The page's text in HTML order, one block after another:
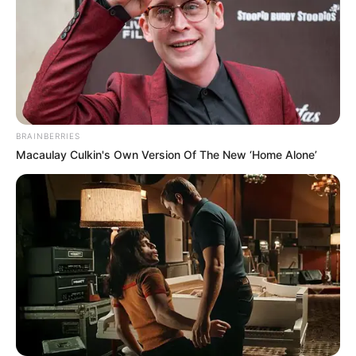
TEMAS RELACIONADOS
ACCIDENTE DE TRÁNSITO
MANTÉNGASE EN ALERTA
Tenemos todas las noticias que le
interesan. Para estar bien informado, por
favor, active las notificaciones de Alerta.
ACTIVAR AHORA
TEMAS DESTACADOS
BRAINBERRIES
Macaulay Culkin's Own Version Of The New ‘Home Alone’